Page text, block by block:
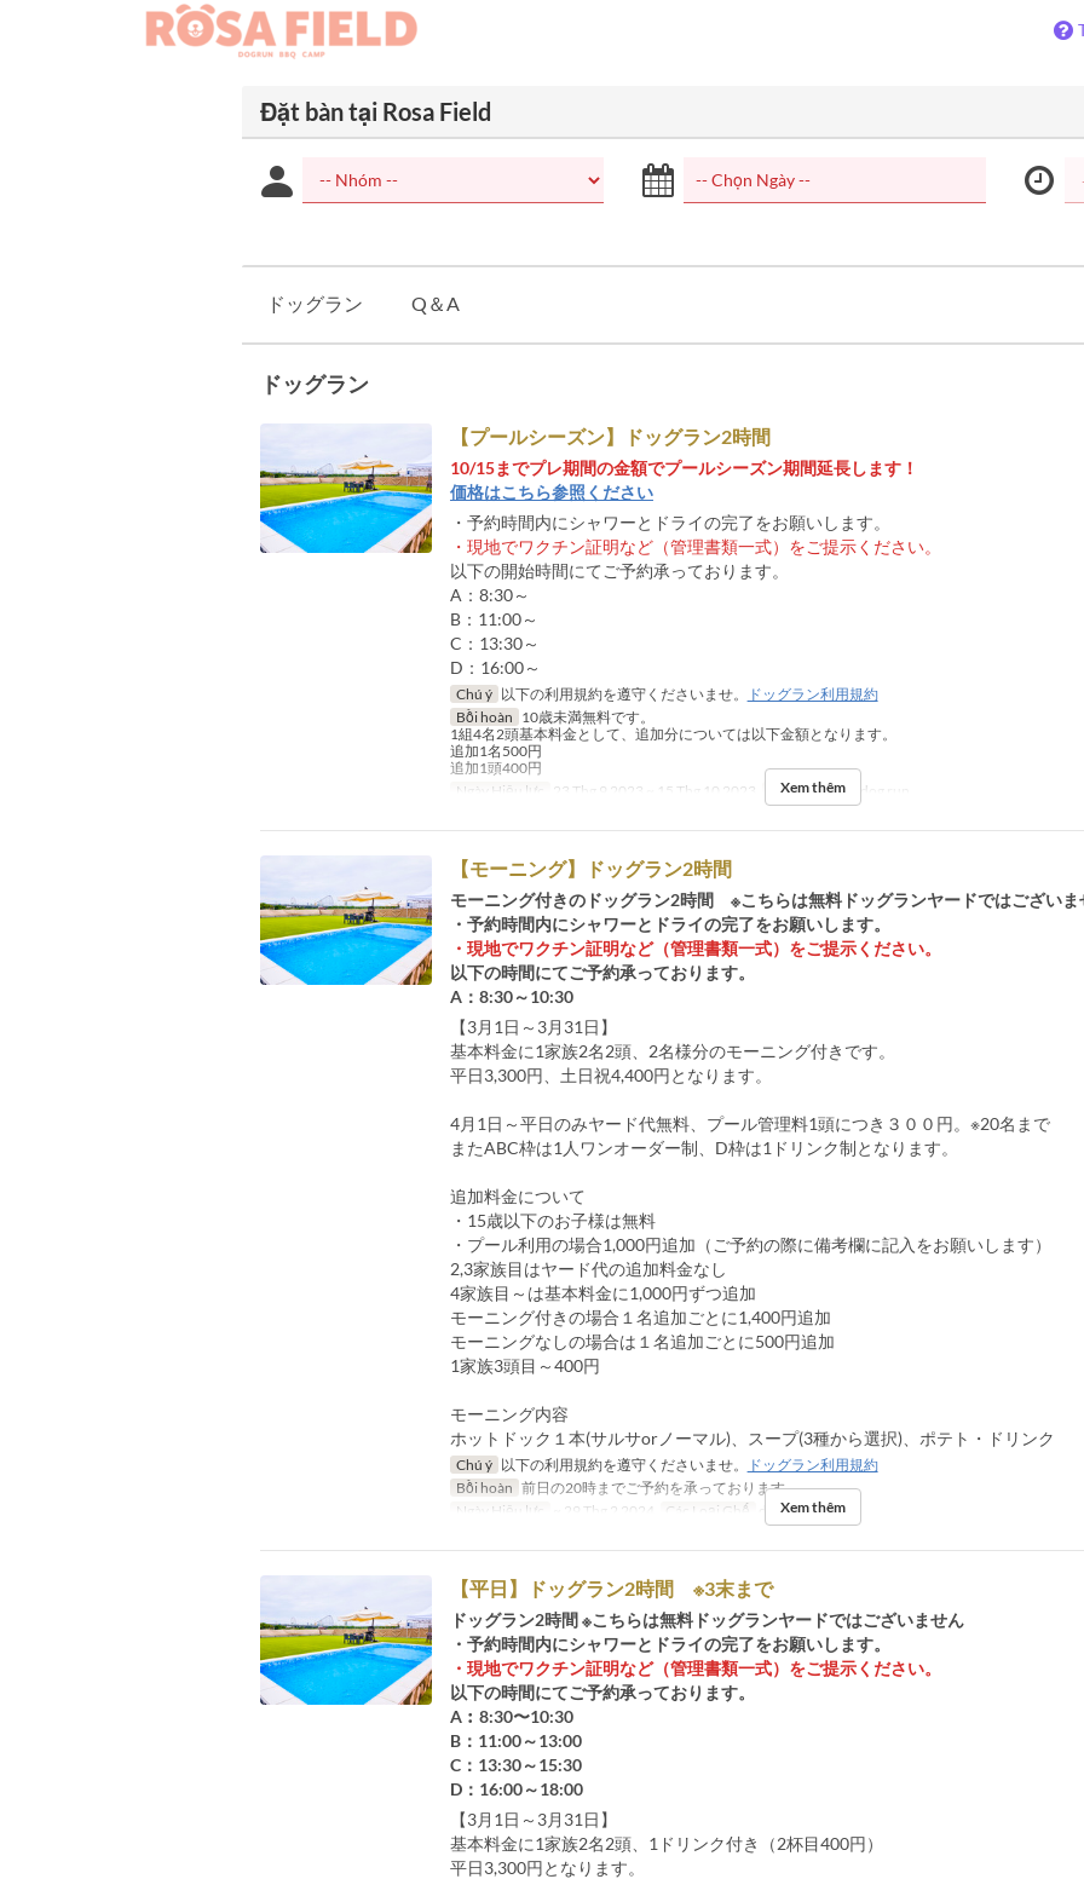
Đặt bàn tại Rosa Field
ドッグラン Q＆A
ドッグラン
【プールシーズン】ドッグラン2時間
10/15までプレ期間の金額でプールシーズン期間延長します！
価格はこちら参照ください
・予約時間内にシャワーとドライの完了をお願いします。
・現地でワクチン証明など（管理書類一式）をご提示ください。
以下の開始時間にてご予約承っております。
A：8:30～
B：11:00～
C：13:30～
D：16:00～
Chú ý 以下の利用規約を遵守くださいませ。
ドッグラン利用規約
Bồi hoàn 10歳未満無料です。
1組4名2頭基本料金として、追加分については以下金額となります。
追加1名500円
追加1頭400円
Ngày Hiệu lực
23 Thg 9 2023 ~ 15 Thg 10 2023 Các Loại Ghế dog run
Xem thêm
【モーニング】ドッグラン2時間
モーニング付きのドッグラン2時間 ※こちらは無料ドッグランヤードではございま
・予約時間内にシャワーとドライの完了をお願いします。
・現地でワクチン証明など（管理書類一式）をご提示ください。
以下の時間にてご予約承っております。
A：8:30～10:30
【3月1日～3月31日】
基本料金に1家族2名2頭、2名様分のモーニング付きです。
平日3,300円、土日祝4,400円となります。
4月1日～平日のみヤード代無料、プール管理料1頭につき３００円。※20名まで
またABC枠は1人ワンオーダー制、D枠は1ドリンク制となります。
追加料金について
・15歳以下のお子様は無料
・プール利用の場合1,000円追加（ご予約の際に備考欄に記入をお願いします）
2,3家族目はヤード代の追加料金なし
4家族目～は基本料金に1,000円ずつ追加
モーニング付きの場合１名追加ごとに1,400円追加
モーニングなしの場合は１名追加ごとに500円追加
1家族3頭目～400円
モーニング内容
ホットドック１本(サルサorノーマル)、スープ(3種から選択)、ポテト・ドリンク
Chú ý 以下の利用規約を遵守くださいませ。
ドッグラン利用規約
Bồi hoàn 前日の20時までご予約を承っております。
Ngày Hiệu lực
~ 29 Thg 2 2024 Các Loại Ghế dog run
Xem thêm
【平日】ドッグラン2時間 ※3末まで
ドッグラン2時間 ※こちらは無料ドッグランヤードではございません
・予約時間内にシャワーとドライの完了をお願いします。
・現地でワクチン証明など（管理書類一式）をご提示ください。
以下の時間にてご予約承っております。
A︰8:30〜10:30
B：11:00～13:00
C：13:30～15:30
D：16:00～18:00
【3月1日～3月31日】
基本料金に1家族2名2頭、1ドリンク付き（2杯目400円）
平日3,300円となります。